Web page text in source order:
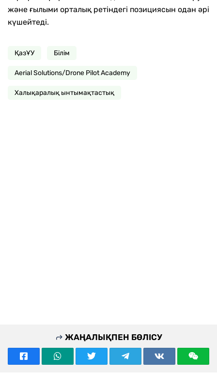
және ғылыми орталық ретіндегі позициясын одан әрі
күшейтеді.
ҚазҰУ Білім
Aerial Solutions/Drone Pilot Academy
Халықаралық ынтымақтастық
ЖАҢАЛЫҚПЕН БӨЛІСУ